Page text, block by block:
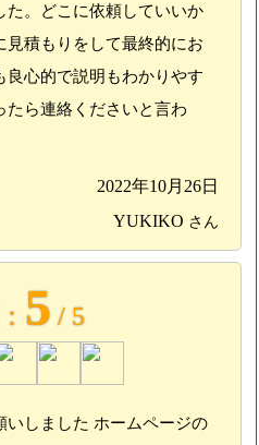
た。どこに依頼していいか
積もりをして最終的にお
良心的で説明もわかりやす
たら連絡くださいと言わ
2022年10月26日
YUKIKO さん
5 / 5
いしました ホームページの